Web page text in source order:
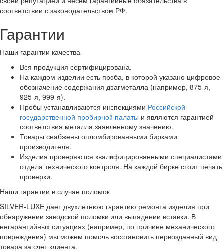
соответствии с законодательством РФ.
Гарантии
Наши гарантии качества
Вся продукция сертифицирована.
На каждом изделии есть проба, в которой указано цифровое
обозначение содержания драгметалла (например, 875-я,
925-я, 999-я).
Пробы устанавливаются инспекциями Российской
государственной пробирной палаты и являются гарантией
соответствия металла заявленному значению.
Товары снабжены опломбированными бирками
производителя.
Изделия проверяются квалифицированными специалистами
отдела технического контроля. На каждой бирке стоит печать
проверки.
Наши гарантии в случае поломок
SILVER-LUXE дает двухлетнюю гарантию ремонта изделия при
обнаружении заводской поломки или выпадении вставки. В
негарантийных ситуациях (например, по причине механического
повреждения) мы можем помочь восстановить первозданный вид
товара за счет клиента.